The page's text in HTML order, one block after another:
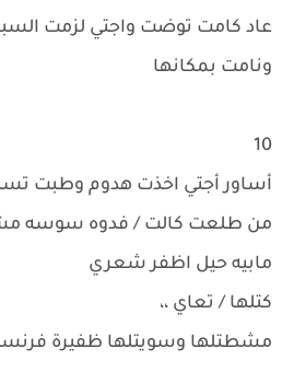
عاد كامت توضت واجتي لزمت
ونامت بمكانها
10
أساور أجتي اخذت هدوم وطبت
من طلعت كالت / فدوه سوسه
مابيه حيل اظفر شعري
كتلها / تعاي ،،
مشطتلها وسويتلها ظفيرة